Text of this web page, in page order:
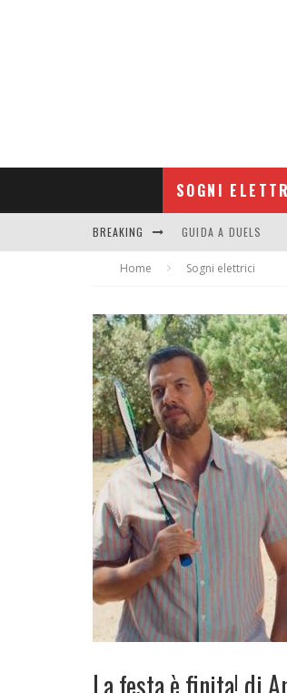
SOGNI
BREAKING GUIDA A DUELS
CONTRIBUTORS
Home Sogni elettrici
La festa è finita! di